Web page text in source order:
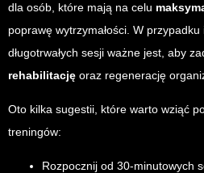
dla osób, które mają na celu
poprawę wytrzymałości. W
długotrwałych sesji ważne jest, aby
rehabilitację oraz regenerację
Oto kilka sugestii, które warto wziąć
treningów:
Rozpocznij od 30-minutowych